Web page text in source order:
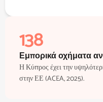
138
Εμπορικά οχήματα
Η Κύπρος έχει την
στην ΕΕ (ACEA, 2025).